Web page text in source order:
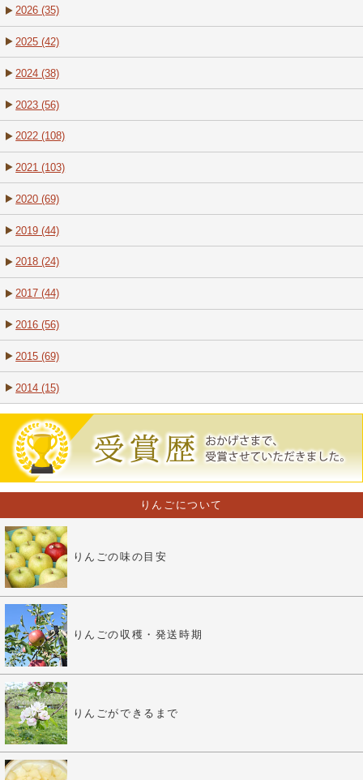
2026 (35)
2025 (42)
2024 (38)
2023 (56)
2022 (108)
2021 (103)
2020 (69)
2019 (44)
2018 (24)
2017 (44)
2016 (56)
2015 (69)
2014 (15)
りんごについて
りんごの味の目安
りんごの収穫・発送時期
りんごができるまで